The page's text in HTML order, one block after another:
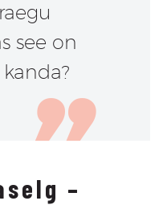
see on
–